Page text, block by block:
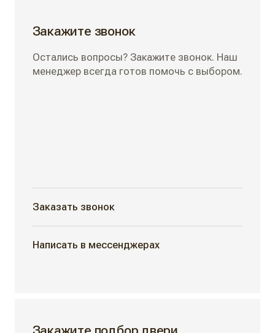
Закажите звонок
Остались вопросы? Закажите звонок. Наш
менеджер всегда готов помочь с выбором.
Заказать звонок
Написать в мессенджерах